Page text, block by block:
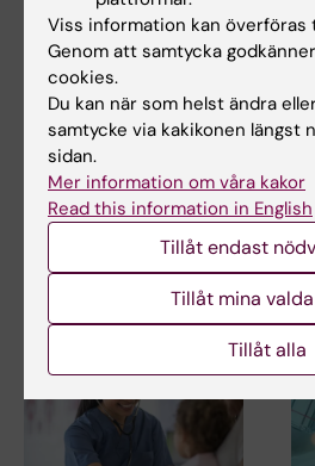
Uppdaterad av:
Erika Rindsjö 2022-12-09
Dela
Relaterade artiklar
Viss information kan överföras
Genom att samtycka
cookies.
Du kan när som helst ändra
samtycke via kakikonen längst
sidan.
Mer information om våra kakor
Read this information in English
Tillåt endast
Tillåt mina
Tillåt alla